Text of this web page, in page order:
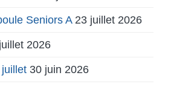
Seniors A 23 juillet 2026
2026
30 juin 2026